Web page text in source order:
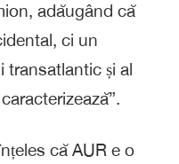
adăugând că
ci un
transatlantic și al
că AUR e o